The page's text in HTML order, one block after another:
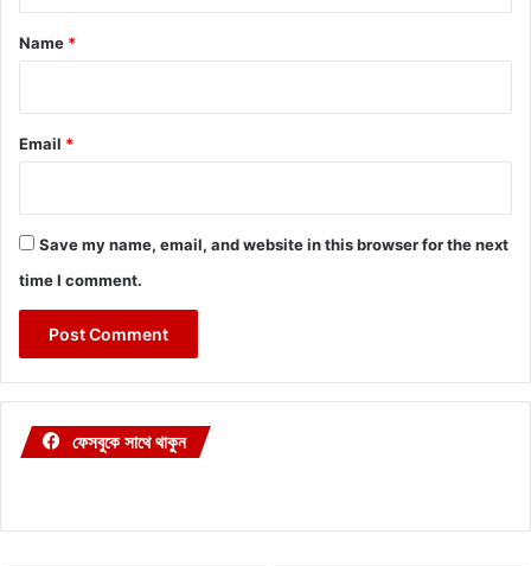
*
Name *
Email *
Save my name, email, and website in this browser for the next
time I comment.
ফেসবুকে সাথে থাকুন